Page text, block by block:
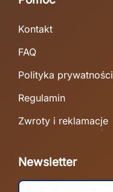
Kontakt
FAQ
Polityka prywatności
Regulamin
Zwroty i reklamacje
Newsletter